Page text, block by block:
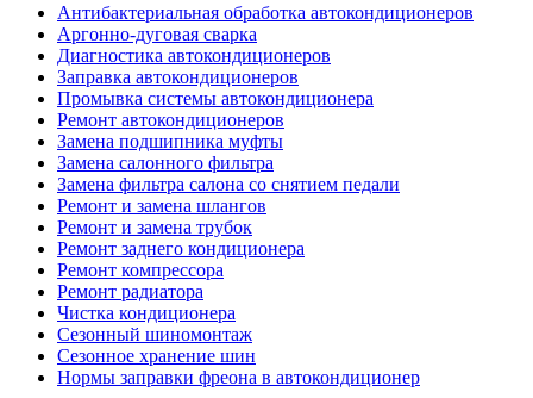
Антибактериальная обработка автокондиционеров
Аргонно-дуговая сварка
Диагностика автокондиционеров
Заправка автокондиционеров
Промывка системы автокондиционера
Ремонт автокондиционеров
Замена подшипника муфты
Замена салонного фильтра
Замена фильтра салона со снятием педали
Ремонт и замена шлангов
Ремонт и замена трубок
Ремонт заднего кондиционера
Ремонт компрессора
Ремонт радиатора
Чистка кондиционера
Сезонный шиномонтаж
Сезонное хранение шин
Нормы заправки фреона в автокондиционер